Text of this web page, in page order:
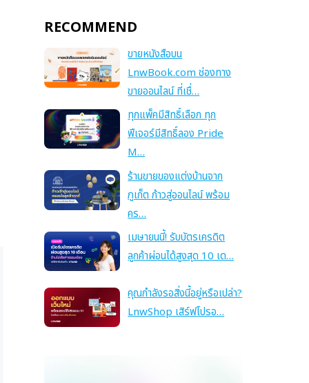
RECOMMEND
ขายหนังสือบน
LnwBook.com ช่องทาง
ขายออนไลน์ ที่เชื่…
ทุกแพ็คมีสิทธิ์เลือก ทุก
ฟีเจอร์มีสิทธิ์ลอง Pride
M…
ร้านขายของแต่งบ้านจาก
ภูเก็ต ก้าวสู่ออนไลน์ พร้อม
คร…
เมษายนนี้! รับบัตรเครดิต
ลูกค้าผ่อนได้สูงสุด 10 เด…
คุณกำลังรอสิ่งนี้อยู่หรือเปล่า?
LnwShop เสิร์ฟโปรอ…